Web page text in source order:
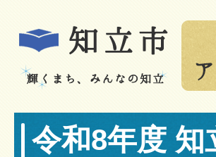
令和8年度 知